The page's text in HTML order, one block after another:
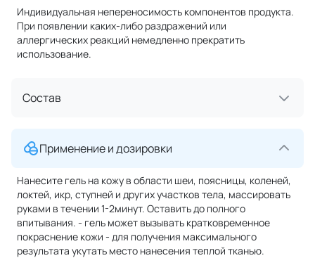
Индивидуальная непереносимость компонентов продукта.
При появлении каких-либо раздражений или
аллергических реакций немедленно прекратить
использование.
Состав
Применение и дозировки
Нанесите гель на кожу в области шеи, поясницы, коленей,
локтей, икр, ступней и других участков тела, массировать
руками в течении 1-2минут. Оставить до полного
впитывания. - гель может вызывать кратковременное
покраснение кожи - для получения максимального
результата укутать место нанесения теплой тканью.